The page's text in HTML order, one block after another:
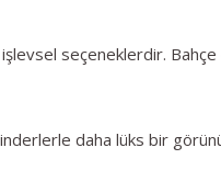
seçeneklerdir.
daha lüks bir